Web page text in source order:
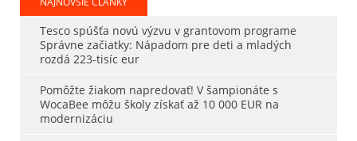
Tesco spúšťa novú výzvu v grantovom programe
Správne začiatky: Nápadom pre deti a mladých
rozdá 223-tisíc eur
Pomôžte žiakom napredovať! V šampionáte s
WocaBee môžu školy získať až 10 000 EUR na
modernizáciu